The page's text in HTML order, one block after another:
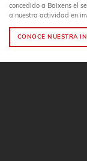
concedido a Baixens el
a nuestra actividad en
CONOCE NUESTRA